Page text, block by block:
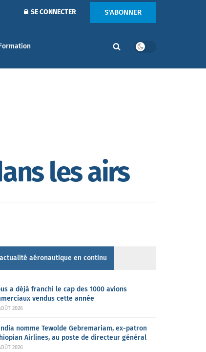
SE CONNECTER S'ABONNER
les airs
aéronautique en continu
a déjà franchi le cap des 1000 avions
vendus cette année
2026
nomme Tewolde Gebremariam, ex-patron
Airlines, au poste de directeur général
2026